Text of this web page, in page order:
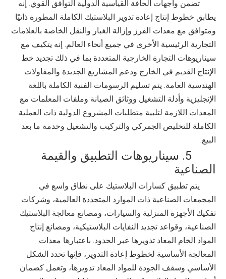
تضمن واجهات الحافة القياسية الدولية التوافق القوي. إنه
يطابق خطوط إنتاج إعادة تدوير البلاستيك الكاملة المطورة ذاتيًا
ومتوافق مع معدات الفرز وإزالة الغبار والنقل الخاصة بالعلامات
التجارية الرئيسية الأخرى في جميع أنحاء العالم. إنه يتكيف مع
سيناريوهات التجارة الخارجية المتعددة بما في ذلك تجديد خط
الإنتاج القديم في الخارج ودعم المشاريع الجديدة والمقاولات
الهندسية العامة. يتم تسليم الرسومات الفنية الكاملة باللغة
الإنجليزية وأدلة التشغيل ووثائق الصيانة وملفات المعلمات مع
المعدات اللازمة لتلبية متطلبات المشروع الدولية ذات العملية
الكاملة للتخليص الجمركي والتركيب والتشغيل وخدمة ما بعد
البيع.
5. سيناريوهات التطبيق والقيمة
الصناعية
يتم تطبيق كسارات البلاستيك على نطاق واسع في
المجمعات الصناعية ذات الموارد المتجددة العالمية، وشركات
تفكيك الأجهزة المنزلية والسيارات، ومصانع معالجة البلاستيك
الصناعية، وقواعد تجديد النفايات البلاستيكية، ومصانع إنتاج
المواد الخام المعاد تدويرها عبر الحدود. باعتبارها معدات
المعالجة الأساسية لخطوط إعادة التدوير، فإنها تحدد الشكل
الأساسي وسقف الجودة للمواد المعاد تدويرها، وتعمل كضمان